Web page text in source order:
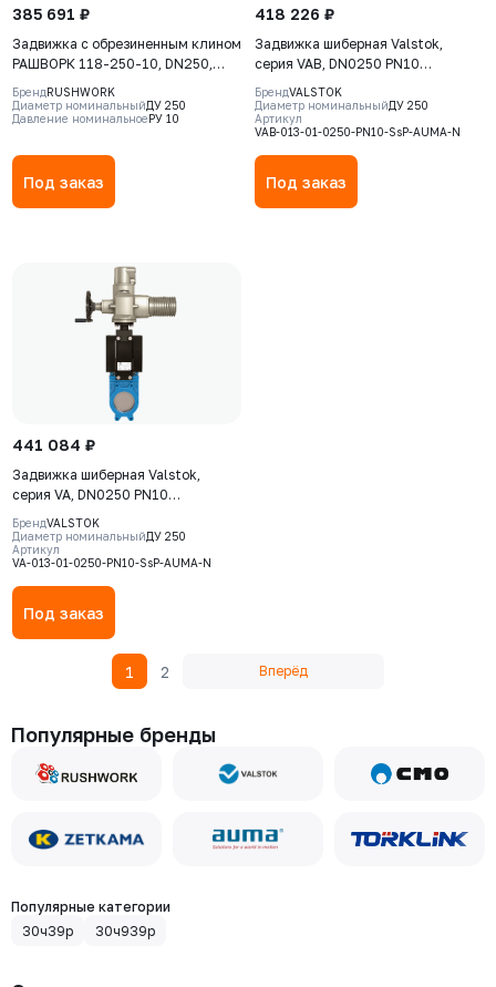
385 691 ₽
Задвижка с обрезиненным клином
РАШВОРК 118-250-10, DN250,
PN10, корпус - GJS-500-7
(GGG50), клин - GJS-500-7
(GGG50), уплотнение - EPDM, Ф/
Basic, 380В
БрендRUSHWORK
Диаметр номинальныйДУ 250
Давление номинальноеРУ 10
Под заказ
418 226 ₽
Задвижка шиберная Valstok,
серия VAB, DN0250 PN10
невыдвижной шток, корпус GJS-
400-15 (GGG40), нож AISI 304,
NBR, Электропривод AUMA SA
БрендVALSTOK
Диаметр номинальныйДУ 250
Артикул
VAB-013-01-0250-PN10-SsP-AUMA-N
Под заказ
441 084 ₽
Задвижка шиберная Valstok,
серия VA, DN0250 PN10
невыдвижной шток, корпус GJS-
400-15 (GGG40), нож AISI 304,
NBR, Электропривод AUMA SA
БрендVALSTOK
Диаметр номинальныйДУ 250
Артикул
VA-013-01-0250-PN10-SsP-AUMA-N
Под заказ
1 2 Вперёд
Популярные бренды
Популярные категории
30ч39р
30ч939р